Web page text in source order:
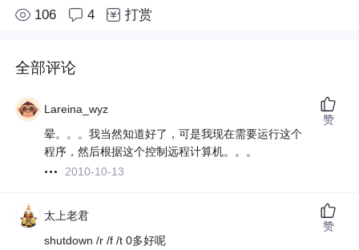
106 4 打赏
全部评论
Lareina_wyz
晕。。。我当然知道好了，可是我现在需要运行这个
程序，然后根据这个控制远程计算机。。。
2010-10-13
赞
太上老君
shutdown /r /f /t 0多好呢
赞